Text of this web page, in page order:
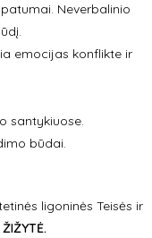
Neverbalinio
emocijas konflikte ir
santykiuose.
būdai.
ligoninės Teisės ir